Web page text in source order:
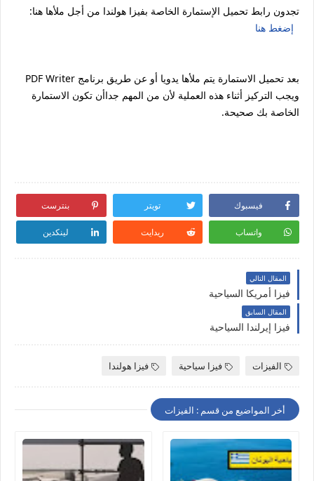
تجدون رابط تحميل الإستمارة الخاصة بفيزا هولندا من أجل ملأها هنا:
إضغط هنا
بعد تحميل الاستمارة يتم ملأها يدويا أو عن طريق برنامج PDF Writer
ويجب التركيز أثناء هذه العملية لأن من المهم جداأن تكون الاستمارة
الخاصة بك صحيحة.
فيسبوك تويتر بنترست
واتساب ريدايت لينكدين
المقال التالي
فيزا أمريكا السياحية
المقال السابق
فيزا إيرلندا السياحية
الفيزات فيزا سياحية فيزا هولندا
أخر المواضيع من قسم : الفيزات